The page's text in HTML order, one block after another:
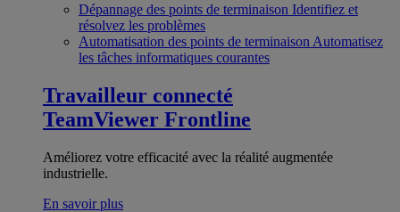
Dépannage des points de terminaison Identifiez et
résolvez les problèmes
Automatisation des points de terminaison Automatisez
les tâches informatiques courantes
Travailleur connecté
TeamViewer Frontline
Améliorez votre efficacité avec la réalité augmentée
industrielle.
En savoir plus